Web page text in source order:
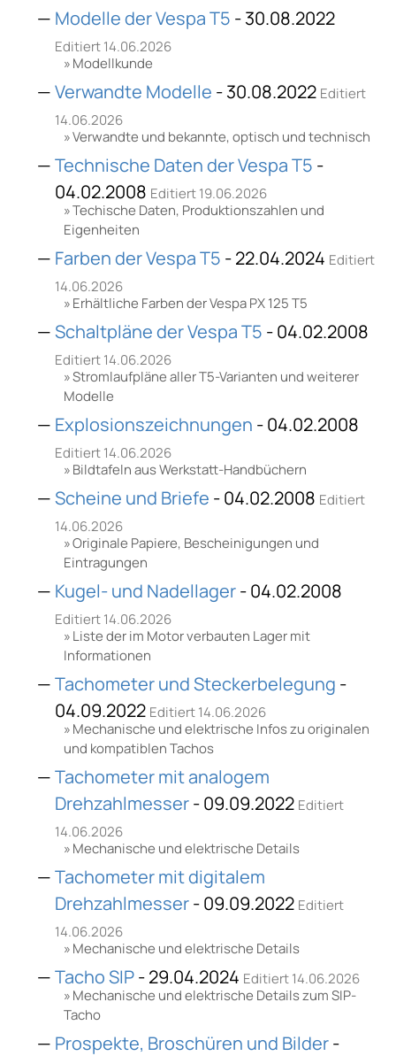
Modelle der Vespa T5 - 30.08.2022
Editiert 14.06.2026
Modellkunde
Verwandte Modelle - 30.08.2022 Editiert
14.06.2026
Verwandte und bekannte, optisch und technisch
Technische Daten der Vespa T5 -
04.02.2008 Editiert 19.06.2026
Techische Daten, Produktionszahlen und
Eigenheiten
Farben der Vespa T5 - 22.04.2024 Editiert
14.06.2026
Erhältliche Farben der Vespa PX 125 T5
Schaltpläne der Vespa T5 - 04.02.2008
Editiert 14.06.2026
Stromlaufpläne aller T5-Varianten und weiterer
Modelle
Explosionszeichnungen - 04.02.2008
Editiert 14.06.2026
Bildtafeln aus Werkstatt-Handbüchern
Scheine und Briefe - 04.02.2008 Editiert
14.06.2026
Originale Papiere, Bescheinigungen und
Eintragungen
Kugel- und Nadellager- 04.02.2008
Editiert 14.06.2026
Liste der im Motor verbauten Lager mit
Informationen
Tachometer und Steckerbelegung -
04.09.2022 Editiert 14.06.2026
Mechanische und elektrische Infos zu originalen
und kompatiblen Tachos
Tachometer mit analogem
Drehzahlmesser- 09.09.2022 Editiert
14.06.2026
Mechanische und elektrische Details
Tachometer mit digitalem
Drehzahlmesser- 09.09.2022 Editiert
14.06.2026
Mechanische und elektrische Details
Tacho SIP- 29.04.2024 Editiert 14.06.2026
Mechanische und elektrische Details zum SIP-
Tacho
Prospekte, Broschüren und Bilder-